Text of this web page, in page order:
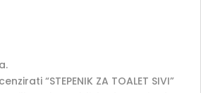
“STEPENIK ZA TOALET SIVI”